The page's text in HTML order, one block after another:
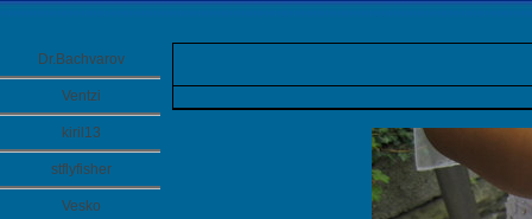
Dr.Bachvarov
Ventzi
kiril13
stflyfisher
Vesko